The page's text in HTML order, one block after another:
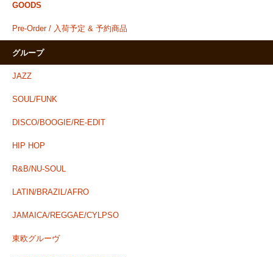
GOODS
Pre-Order / 入荷予定 & 予約商品
グループ
JAZZ
SOUL/FUNK
DISCO/BOOGIE/RE-EDIT
HIP HOP
R&B/NU-SOUL
LATIN/BRAZIL/AFRO
JAMAICA/REGGAE/CYLPSO
東欧グルーヴ